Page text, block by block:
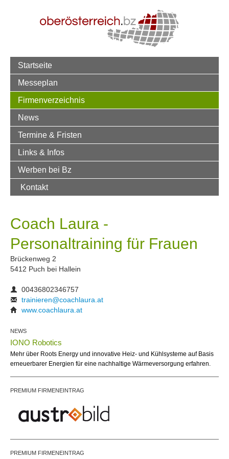
Startseite
Messeplan
Firmenverzeichnis
News
Termine & Fristen
Links & Infos
Werben bei Bz
Kontakt
Coach Laura -
Personaltraining für Frauen
Brückenweg 2
5412 Puch bei Hallein
00436802346757
trainieren@coachlaura.at
www.coachlaura.at
NEWS
IONO Robotics
Mehr über Roots Energy und innovative Heiz- und Kühlsysteme auf Basis
erneuerbarer Energien für eine nachhaltige Wärmeversorgung erfahren.
PREMIUM FIRMENEINTRAG
PREMIUM FIRMENEINTRAG